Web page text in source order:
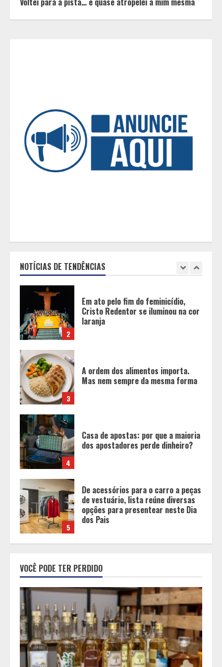
NOTÍCIAS DE TENDÊNCIAS
5
de vestuário, lista reúne diversas
opções para presentear neste Dia
dos Pais
2
Em ato pelo fim do feminicídio,
laranja
3
A ordem dos alimentos importa.
Mas nem sempre da mesma forma
4
Casa de apostas: por que a maioria
dos apostadores perde dinheiro?
5
de vestuário, lista reúne diversas
opções para presentear neste Dia
1
BH será a Capital da Cachaça com a
Expocachaça
2
Em ato pelo fim do feminicídio,
Cristo Redentor se iluminou na cor
3
A ordem dos alimentos importa.
Mas nem sempre da mesma forma
VOCÊ PODE TER PERDIDO